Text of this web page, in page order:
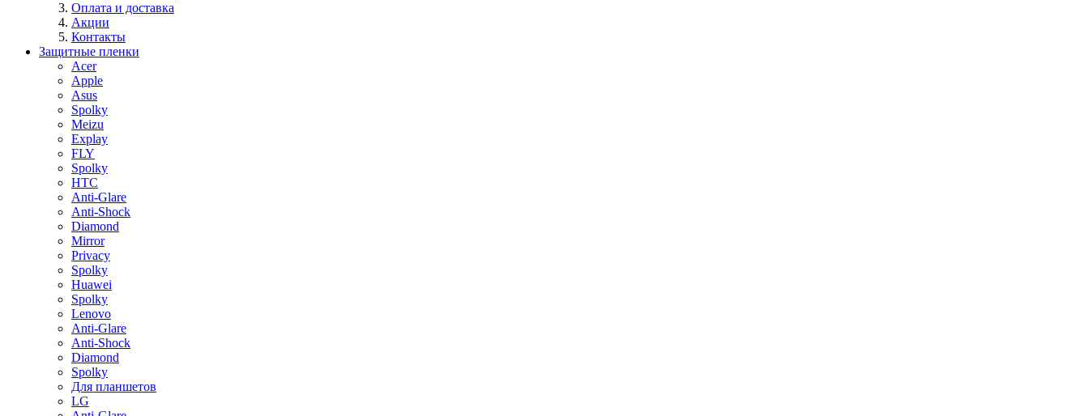
Оплата и доставка
Акции
Контакты
Защитные пленки
Acer
Apple
Asus
Spolky
Meizu
Explay
FLY
Spolky
HTC
Anti-Glare
Anti-Shock
Diamond
Mirror
Privacy
Spolky
Huawei
Spolky
Lenovo
Anti-Glare
Anti-Shock
Diamond
Spolky
Для планшетов
LG